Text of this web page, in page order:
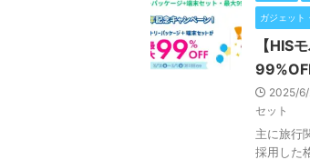
ガジェット
【HIS
2025/6/
セット
主に旅行
採用した